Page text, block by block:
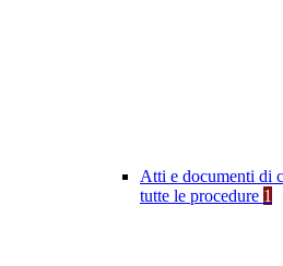
Atti e documenti di
tutte le procedure 1